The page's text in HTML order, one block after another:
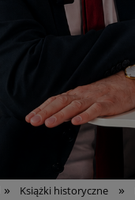
» Książki historyczne »